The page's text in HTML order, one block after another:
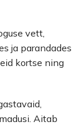
vett,
ja parandades
kortse ning
Aitab